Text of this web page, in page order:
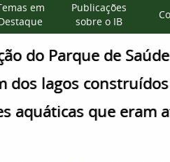
em
Publicações
sobre o IB
do Parque de
dos lagos
aquáticas que eram